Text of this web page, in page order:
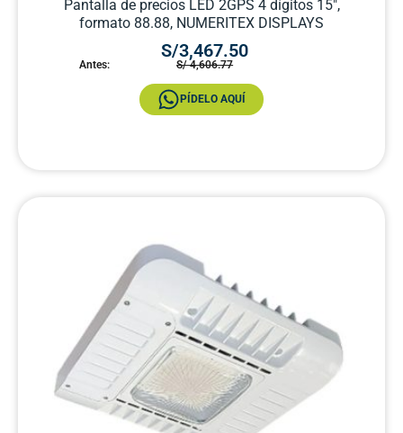
Pantalla de precios LED 2GPS 4 dígitos 15″,
formato 88.88, NUMERITEX DISPLAYS
S/3,467.50
Antes: S/ 4,606.77
PÍDELO AQUÍ